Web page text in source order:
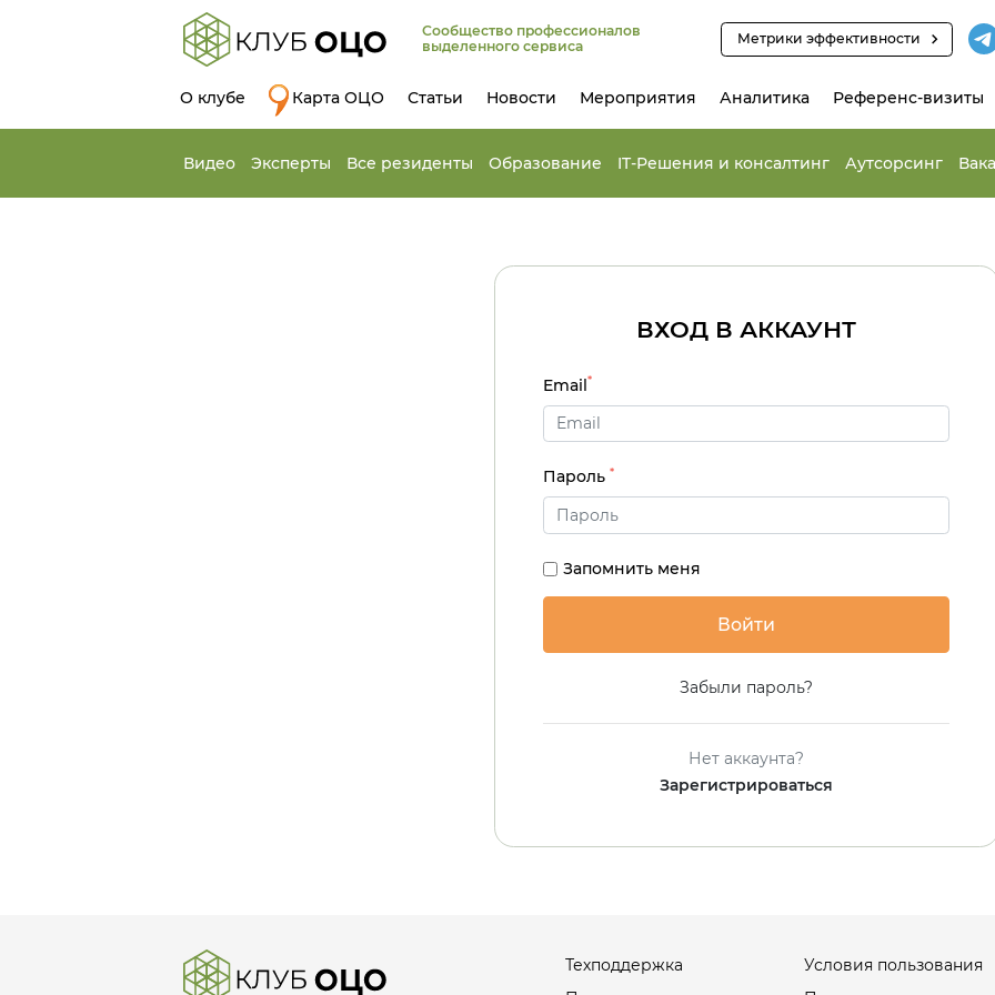
Сообщество профессионалов
выделенного сервиса
Метрики эффективности
О клубе Карта ОЦО Статьи Новости Мероприятия Аналитика Референс-визиты
Видео Эксперты Все резиденты Образование IT-Решения и консалтинг Аутсорсинг
ВХОД В АККАУНТ
Email*
Пароль*
Запомнить меня
Забыли пароль?
Нет аккаунта?
Зарегистрироваться
Техподдержка
Условия пользования